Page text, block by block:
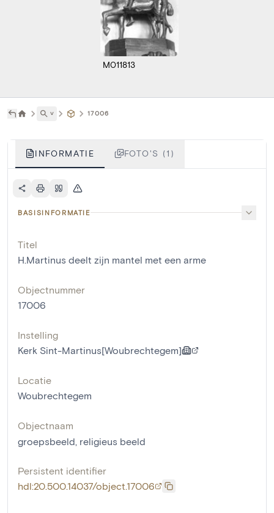
M011813
˅ 17006
INFORMATIE FOTO'S (1)
BASISINFORMATIE
Titel
H.Martinus deelt zijn mantel met een arme
Objectnummer
17006
Instelling
Kerk Sint-Martinus[Woubrechtegem]
Locatie
Woubrechtegem
Objectnaam
groepsbeeld religieus beeld
Persistent identifier
hdl:20.500.14037/object.17006